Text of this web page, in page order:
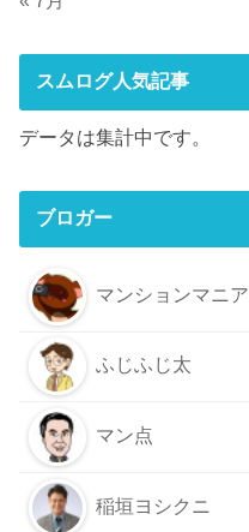
スムログ人気記事
データは集計中です。
ブロガー
マンションマニア
ふじふじ太
マン点
稲垣ヨシクニ